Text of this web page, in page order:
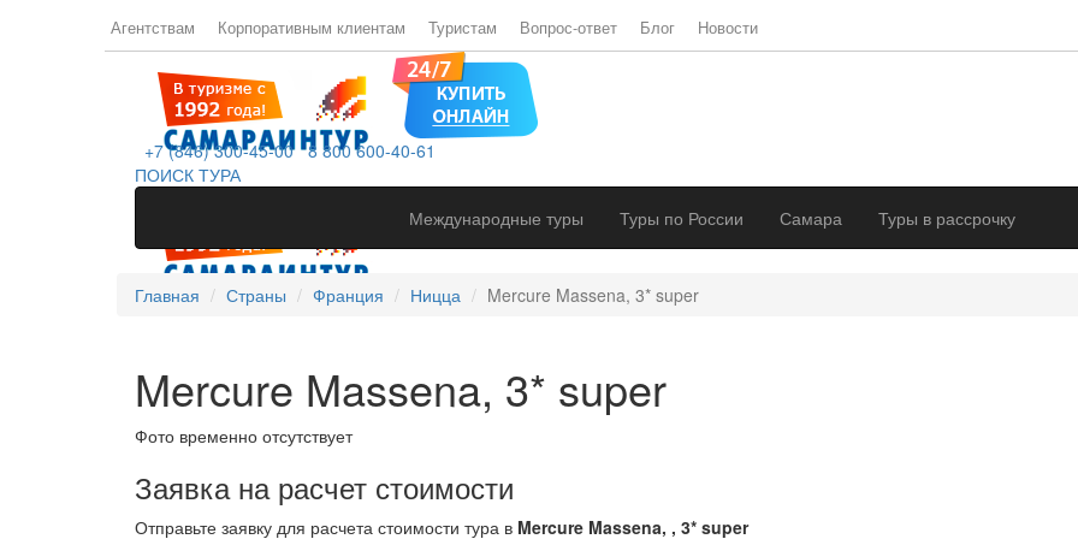
Агентствам Корпоративным клиентам Туристам Вопрос-ответ Блог Новости
+7 (846) 300-45-00 8 800 600-40-61
ПОИСК ТУРА
Международные туры
Туры по России Самара Туры в рассрочку
Главная Страны Франция Ницца Mercure Massena, 3* super
Mercure Massena, 3* super
Фото временно отсутствует
Заявка на расчет стоимости
Отправьте заявку для расчета стоимости тура в Mercure Massena, , 3* super